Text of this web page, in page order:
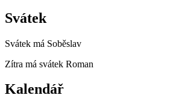
Svátek
Svátek má Soběslav
Zítra má svátek Roman
Kalendář